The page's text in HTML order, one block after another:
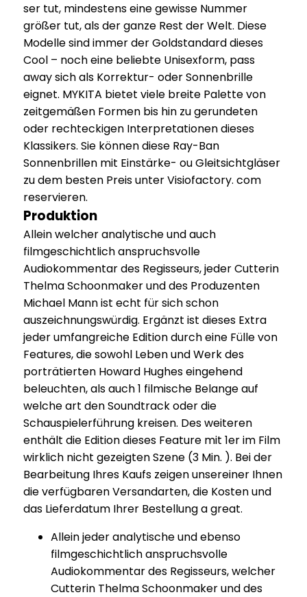
ser tut, mindes­tens eine gewisse Nummer
größer tut, als der ganze Rest der Welt. Diese
Modelle sind immer der Goldstandard dieses
Cool – noch eine beliebte Unisexform, pass
away sich als Korrektur- oder Sonnenbrille
eignet. MYKITA bietet viele breite Palette von
zeitgemäßen Formen bis hin zu gerundeten
oder rechteckigen Interpretationen dieses
Klassikers. Sie können diese Ray-Ban
Sonnenbrillen mit Einstärke- ou Gleitsichtgläser
zu dem besten Preis unter Visiofactory. com
reservieren.
Produktion
Allein welcher analytische und auch
filmgeschichtlich anspruchsvolle
Audiokommentar des Regisseurs, jeder Cutterin
Thelma Schoonmaker und des Produzenten
Michael Mann ist echt für sich schon
auszeichnungswürdig. Ergänzt ist dieses Extra
jeder umfangreiche Edition durch eine Fülle von
Features, die sowohl Leben und Werk des
porträtierten Howard Hughes eingehend
beleuchten, als auch 1 filmische Belange auf
welche art den Soundtrack oder die
Schauspielerführung kreisen. Des weiteren
enthält die Edition dieses Feature mit 1er im Film
wirklich nicht gezeigten Szene (3 Min. ). Bei der
Bearbeitung Ihres Kaufs zeigen unsereiner Ihnen
die verfügbaren Versandarten, die Kosten und
das Lieferdatum Ihrer Bestellung a great.
Allein jeder analytische und ebenso
filmgeschichtlich anspruchsvolle
Audiokommentar des Regisseurs, welcher
Cutterin Thelma Schoonmaker und des